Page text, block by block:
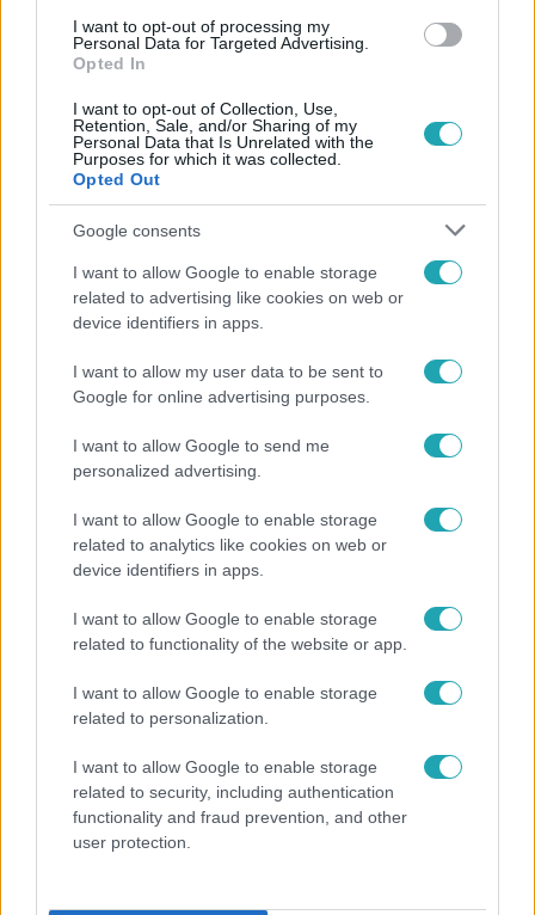
I want to opt-out of processing my
Personal Data for Targeted Advertising.
Opted In
I want to opt-out of Collection, Use,
Retention, Sale, and/or Sharing of my
Personal Data that Is Unrelated with the
Purposes for which it was collected.
Opted Out
Google consents
I want to allow Google to enable storage
related to advertising like cookies on web or
device identifiers in apps.
I want to allow my user data to be sent to
Google for online advertising purposes.
I want to allow Google to send me
personalized advertising.
I want to allow Google to enable storage
related to analytics like cookies on web or
device identifiers in apps.
I want to allow Google to enable storage
related to functionality of the website or app.
I want to allow Google to enable storage
related to personalization.
I want to allow Google to enable storage
related to security, including authentication
functionality and fraud prevention, and other
user protection.
Tudomány-Tech
2024. március 14. 20:12
Rosszul átsütött bacont evett egy férfi, borzalmas
dolog történt vele
Fejfájással ment orvoshoz egy amerikai férfi, majd
kiderült, hogy férgek élnek az agyában.
Külföld
Sokkoló röntgenkép: így fest egy
emberi szervezet
A galandféreg lárváinak több tucat maradványát találták
meg a páciensben.